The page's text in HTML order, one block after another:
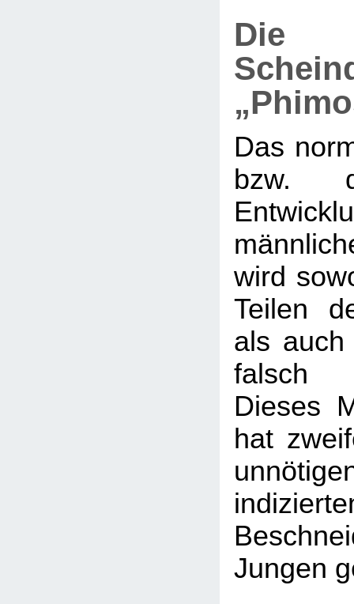
Die
Das
bzw.
wird
Teilen
als auch
falsch
Dieses
hat
Jungen